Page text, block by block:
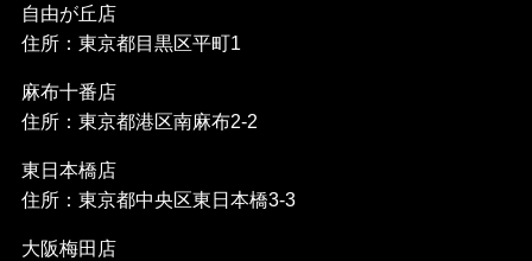
自由が丘店
住所：東京都目黒区平町1
麻布十番店
住所：東京都港区南麻布2-2
東日本橋店
住所：東京都中央区東日本橋3-3
大阪梅田店